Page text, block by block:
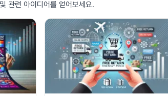
관련 아이디어를 얻어보세요.